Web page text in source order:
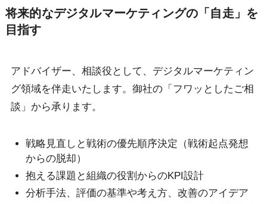
将来的なデジタルマーケティングの「自走」を
目指す
アドバイザー、相談役として、デジタルマーケティン
グ領域を伴走いたします。御社の「フワッとしたご相
談」から承ります。
戦略見直しと戦術の優先順序決定（戦術起点発想
からの脱却）
抱える課題と組織の役割からのKPI設計
分析手法、評価の基準や考え方、改善のアイデア